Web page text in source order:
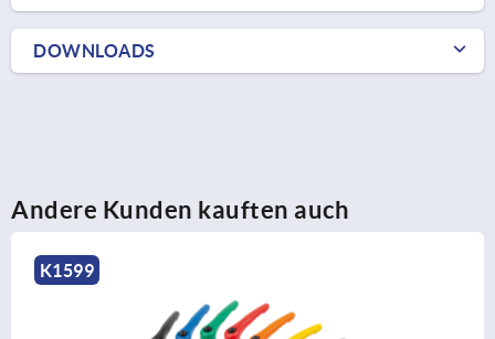
DOWNLOADS
Andere Kunden kauften auch